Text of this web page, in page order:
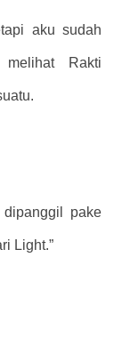
aku sudah
melihat Rakti
pake
Light.”